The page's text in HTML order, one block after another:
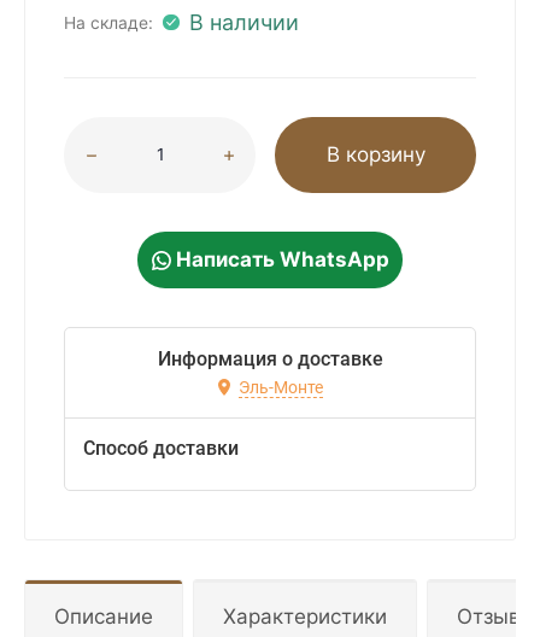
На складе: В наличии
В корзину
Написать WhatsApp
Информация о доставке
Эль-Монте
Способ доставки
Описание Характеристики